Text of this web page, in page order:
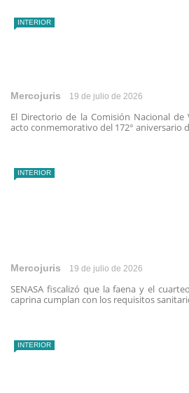
INTERIOR
Mercojuris 19 de julio de 2026
El Directorio de la Comisión Nacional de
acto conmemorativo del 172° aniversario
INTERIOR
Mercojuris 19 de julio de 2026
SENASA fiscalizó que la faena y el
caprina cumplan con los requisitos
INTERIOR